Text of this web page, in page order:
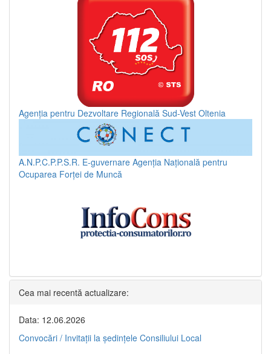
Agenția pentru Dezvoltare Regională Sud-Vest Oltenia
A.N.P.C.P.P.S.R. E-guvernare Agenția Națională pentru
Ocuparea Forței de Muncă
Cea mai recentă actualizare:
Data: 12.06.2026
Convocări / Invitaţii la şedinţele Consiliului Local